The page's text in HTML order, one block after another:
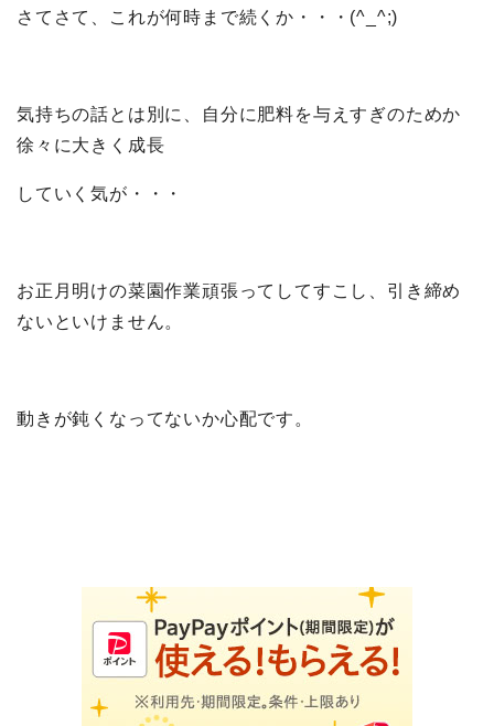
さてさて、これが何時まで続くか・・・(^_^;)
気持ちの話とは別に、自分に肥料を与えすぎのためか
徐々に大きく成長
していく気が・・・
お正月明けの菜園作業頑張ってしてすこし、引き締め
ないといけません。
動きが鈍くなってないか心配です。